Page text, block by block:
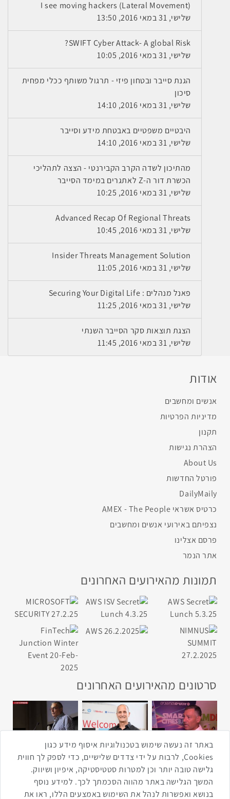
I see moving hackers (Lateral Movement)
שלישי, 31 במאי 2016, 13:50
SWIFT Cyber Attack- A global Risk?
שלישי, 31 במאי 2016, 10:05
הגנת סייבר ובטחון פיזי - תרגול משותף ככלי מפחית
סיכון
שלישי, 31 במאי 2016, 14:10
היבטיים משפטיים באבטחת מידע וסייבר
שלישי, 31 במאי 2016, 14:10
מהתיכון לשדה הקרב הקבירנטי - הצצה לתהליכי
הכשרת דור ה-Z לאתגרים במימד הסייבר
שלישי, 31 במאי 2016, 10:25
Advanced Recap Of Regional Threats
שלישי, 31 במאי 2016, 10:45
Insider Threats Management Solution
שלישי, 31 במאי 2016, 11:05
פאנל מנהלים : Securing Your Digital Life
שלישי, 31 במאי 2016, 11:25
הצגת תוצאות סקר הסייבר השנתי
שלישי, 31 במאי 2016, 11:45
אודות
אנשים ומחשבים
מדיניות הפרטיות
תקנון
הצהרת נגישות
About Us
פורטל החדשות
DailyMaily
כרטיס אשראי AMEX - The People
נצפיתם באירועי אנשים ומחשבים
פרסם אצלינו
אתר הנמר
תמונות מהאירועים האחרונים
סרטונים מהאירועים האחרונים
4:00
2:33
1:43
3:52
1:14
באתר זה נעשה שימוש בטכנולוגיות איסוף מידע כגון
Cookies, לרבות על ידי צדדים שלישיים, כדי לספק לך חווית
גלישה טובה יותר וכן למטרות סטטיסטיקה, איפיון ושיווק.
המשך הגלישה באתר מהווה הסכמתך לכך. למידע נוסף
בנושא ואפשרות לנהל את השימוש באמצעים הללו, ראו את